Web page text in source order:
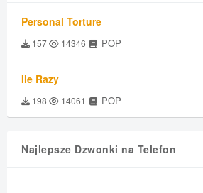
Personal Torture
157 14346 POP
Ile Razy
198 14061 POP
Najlepsze Dzwonki na Telefon